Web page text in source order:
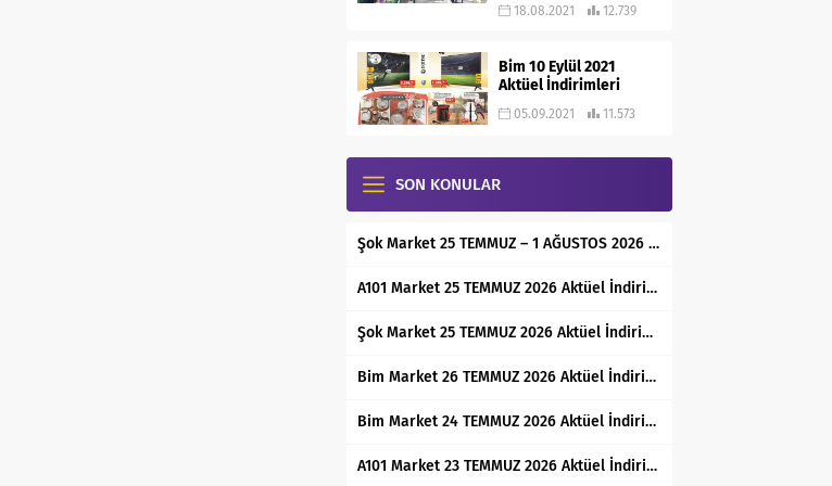
18.08.2021 12.739
Bim 10 Eylül 2021
Aktüel İndirimleri
05.09.2021 11.573
SON KONULAR
Şok Market 25 TEMMUZ – 1 AĞUSTOS 2026 Aktüel İndirimli Ürünler Kataloğu
A101 Market 25 TEMMUZ 2026 Aktüel İndirimli Ürünler Kataloğu
Şok Market 25 TEMMUZ 2026 Aktüel İndirimli Ürünler Kataloğu
Bim Market 26 TEMMUZ 2026 Aktüel İndirimli Ürünler Kataloğu
Bim Market 24 TEMMUZ 2026 Aktüel İndirimli Ürünler Kataloğu
A101 Market 23 TEMMUZ 2026 Aktüel İndirimli Ürünler Kataloğu